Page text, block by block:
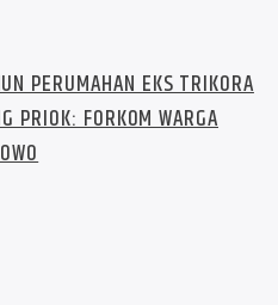
PERUMAHAN EKS TRIKORA
PRIOK: FORKOM WARGA